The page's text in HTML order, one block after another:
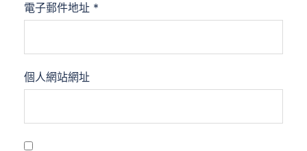
電子郵件地址 *
個人網站網址